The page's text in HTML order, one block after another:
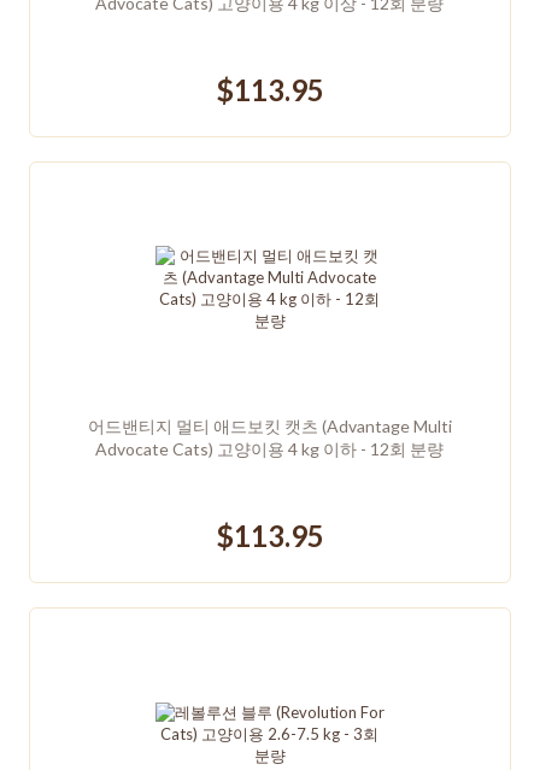
$113.95
어드밴티지 멀티 애드보킷 캣츠 (Advantage Multi
Advocate Cats) 고양이용 4 kg 이하 - 12회 분량
$113.95